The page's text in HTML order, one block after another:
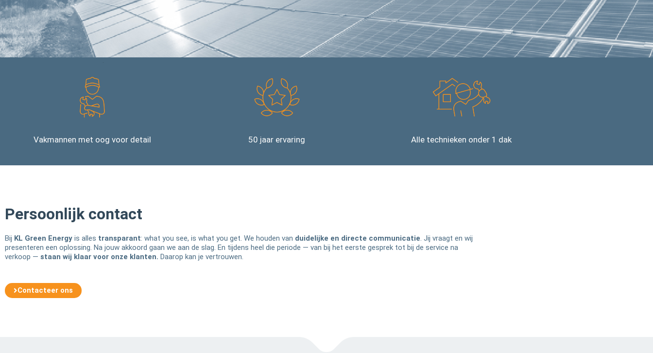
Vakmannen met oog voor detail 50 jaar ervaring Alle technieken onder 1 dak
Persoonlijk contact
Bij KL Green Energy is alles transparant: what you see, is what you get. We houden van duidelijke en directe communicatie. Jij vraagt en wij
presenteren een oplossing. Na jouw akkoord gaan we aan de slag. En tijdens heel die periode — van bij het eerste gesprek tot bij de service na
verkoop — staan wij klaar voor onze klanten. Daarop kan je vertrouwen.
Contacteer ons